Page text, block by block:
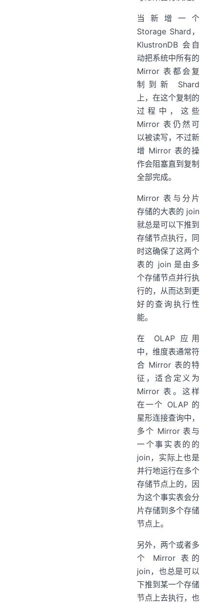
当新增一个
Storage Shard，
KlustronDB 会自
动把系统中所有的
Mirror 表都会复
制到新 Shard
上，在这个复制的
过程中，这些
Mirror 表仍然可
以被读写，不过新
增 Mirror 表的操
作会阻塞直到复制
全部完成。
Mirror 表与分片
存储的大表的 join
就总是可以下推到
存储节点执行，同
时这确保了这两个
表的 join 是由多
个存储节点并行执
行的，从而达到更
好的查询执行性
能。
在 OLAP 应用
中，维度表通常符
合 Mirror 表的特
征，适合定义为
Mirror 表。这样
在一个 OLAP 的
星形连接查询中，
多个 Mirror 表与
一个事实表的的
join，实际上也是
并行地运行在多个
存储节点上的，因
为这个事实表会分
片存储到多个存储
节点上。
另外，两个或者多
个 Mirror 表的
join，也总是可以
下推到某一个存储
节点上去执行，也